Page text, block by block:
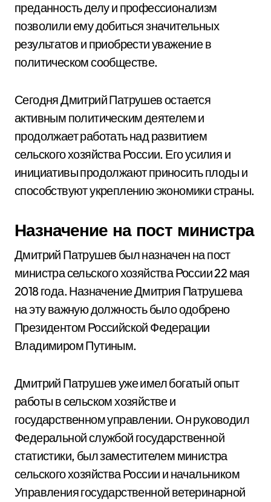
преданность делу и профессионализм
позволили ему добиться значительных
результатов и приобрести уважение в
политическом сообществе.
Сегодня Дмитрий Патрушев остается
активным политическим деятелем и
продолжает работать над развитием
сельского хозяйства России. Его усилия и
инициативы продолжают приносить плоды и
способствуют укреплению экономики страны.
Назначение на пост министра
Дмитрий Патрушев был назначен на пост
министра сельского хозяйства России 22 мая
2018 года. Назначение Дмитрия Патрушева
на эту важную должность было одобрено
Президентом Российской Федерации
Владимиром Путиным.
Дмитрий Патрушев уже имел богатый опыт
работы в сельском хозяйстве и
государственном управлении. Он руководил
Федеральной службой государственной
статистики, был заместителем министра
сельского хозяйства России и начальником
Управления государственной ветеринарной